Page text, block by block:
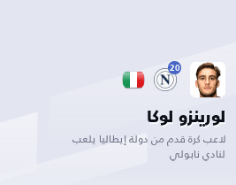
20
لورينزو لوكا
لاعب كرة قدم من دولة إيطاليا يلعب
لنادي نابولي